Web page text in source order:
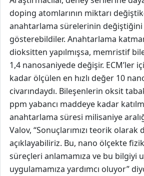
doping atomlarının miktarı
anahtarlama sürelerinin değiştiğini
gösterebildiler. Anahtarlama
dioksitten yapılmışsa, memristif
1,4 nanosaniyede değişir. ECM’ler
kadar ölçülen en hızlı değer 10
civarındaydı. Bileşenlerin oksit
ppm yabancı maddeye kadar
anahtarlama süresi milisaniye
Valov, “Sonuçlarımızı teorik olarak
açıklayabiliriz. Bu, nano ölçekte
süreçleri anlamamıza ve bu bilgiyi
uygulamamıza yardımcı oluyor”